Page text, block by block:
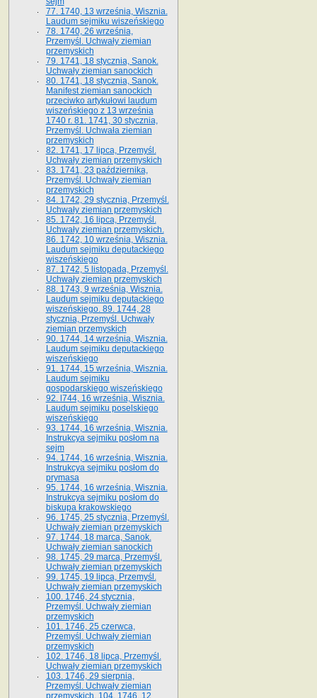
77. 1740, 13 września, Wisznia.
Laudum sejmiku wiszeńskiego
78. 1740, 26 września,
Przemyśl. Uchwały ziemian
przemyskich
79. 1741, 18 stycznia, Sanok.
Uchwały ziemian sanockich
80. 1741, 18 stycznia, Sanok.
Manifest ziemian sanockich
przeciwko artykułowi laudum
wiszeńskiego z 13 wrze­śnia
1740 r. 81. 1741, 30 stycznia,
Przemyśl. Uchwała ziemian
przemyskich
82. 1741, 17 lipca, Przemyśl.
Uchwały ziemian przemyskich
83. 1741, 23 października,
Przemyśl. Uchwały ziemian
przemyskich
84. 1742, 29 stycznia, Przemyśl.
Uchwały ziemian przemyskich
85. 1742, 16 lipca, Przemyśl.
Uchwały ziemian przemyskich.
86. 1742, 10 września, Wisznia.
Laudum sejmiku deputackiego
wiszeńskiego
87. 1742, 5 listopada, Przemyśl.
Uchwały ziemian przemyskich
88. 1743, 9 września, Wisznia.
Laudum sejmiku deputackiego
wiszeńskiego. 89. 1744, 28
stycznia, Przemyśl. Uchwały
ziemian przemyskich
90. 1744, 14 września, Wisznia.
Laudum sejmiku deputackiego
wiszeńskiego
91. 1744, 15 września, Wisznia.
Laudum sejmiku
gospodarskiego wiszeńskiego
92. l744, 16 września, Wisznia.
Laudum sejmiku poselskiego
wiszeńskiego
93. 1744, 16 września, Wisznia.
Instrukcya sejmiku posłom na
sejm
94. 1744, 16 września, Wisznia.
Instrukcya sejmiku posłom do
prymasa
95. 1744, 16 września, Wisznia.
Instrukcya sejmiku posłom do
biskupa krakowskiego
96. 1745, 25 stycznia, Przemyśl.
Uchwały ziemian przemyskich
97. 1744, 18 marca, Sanok.
Uchwały ziemian sanockich
98. 1745, 29 marca, Przemyśl.
Uchwały ziemian przemyskich
99. 1745, 19 lipca, Przemyśl.
Uchwały ziemian przemyskich
100. 1746, 24 stycznia,
Przemyśl. Uchwały ziemian
przemyskich
101. 1746, 25 czerwca,
Przemyśl. Uchwały ziemian
przemyskich
102. 1746, 18 lipca, Przemyśl.
Uchwały ziemian przemyskich
103. 1746, 29 sierpnia,
Przemyśl. Uchwały ziemian
przemyskich. 104. 1746, 12